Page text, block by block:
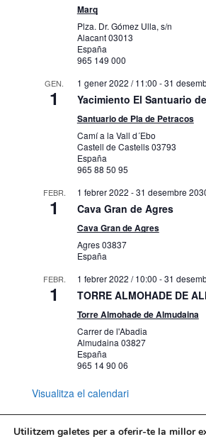
Marq
Plza. Dr. Gómez Ulla, s/n
Alacant03013
España
965 149 000
GEN.
1
1 gener 2022 / 11:00 -31
Yacimiento El Santuario
Santuario de Pla de Petracos
Camí a la Vall d´Ebo
Castell de Castells03793
España
965 88 50 95
FEBR.
1
1 febrer 2022 -31 desembre
Cava Gran de Agres
Cava Gran de Agres
Agres03837
España
FEBR.
1
1 febrer 2022 / 10:00 -31
TORRE ALMOHADE DE
Torre Almohade de Almudaina
Carrer de l'Abadia
Almudaina 03827
España
965 14 90 06
Visualitza el calendari
Utilitzem galetes per a oferir-te la millor